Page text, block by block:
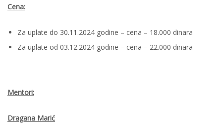
Cena:
Za uplate do 30.11.2024 godine – cena – 18.000 dinara
Za uplate od 03.12.2024 godine – cena – 22.000 dinara
Mentori:
Dragana Marić